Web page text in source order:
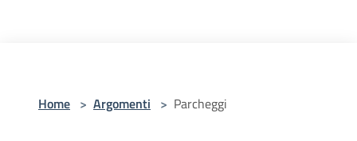
Home > Argomenti > Parcheggi